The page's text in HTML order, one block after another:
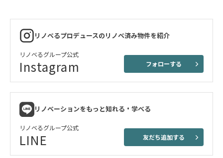
リノベるプロデュースのリノベ済み物件を紹介
リノベるグループ公式
Instagram フォローする
リノベーションをもっと知れる・学べる
リノベるグループ公式
LINE 友だち追加する